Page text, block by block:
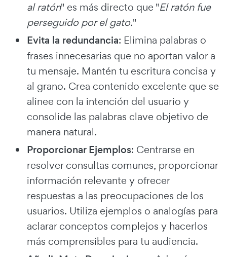
al ratón" es más directo que "El ratón fue
perseguido por el gato."
Evita la redundancia: Elimina palabras o
frases innecesarias que no aportan valor a
tu mensaje. Mantén tu escritura concisa y
al grano. Crea contenido excelente que se
alinee con la intención del usuario y
consolide las palabras clave objetivo de
manera natural.
Proporcionar Ejemplos: Centrarse en
resolver consultas comunes, proporcionar
información relevante y ofrecer
respuestas a las preocupaciones de los
usuarios. Utiliza ejemplos o analogías para
aclarar conceptos complejos y hacerlos
más comprensibles para tu audiencia.